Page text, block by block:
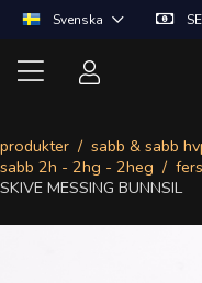
Svenska
produkter sabb & sabb
sabb 2h - 2hg - 2heg
SKIVE MESSING BUNNSIL